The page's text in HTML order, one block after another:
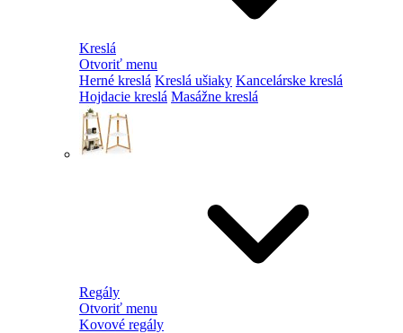
Kreslá
Otvoriť menu
Herné kreslá Kreslá ušiaky Kancelárske kreslá
Hojdacie kreslá Masážne kreslá
Regály
Otvoriť menu
Kovové regály